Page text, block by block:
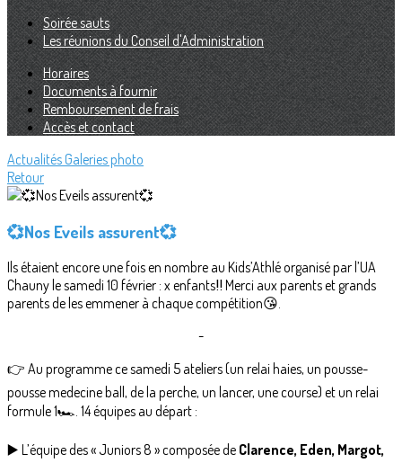
Soirée sauts
Les réunions du Conseil d'Administration
Horaires
Documents à fournir
Remboursement de frais
Accès et contact
Actualités Galeries photo
Retour
💞Nos Eveils assurent💞
Ils étaient encore une fois en nombre au Kids’Athlé organisé par l’UA
Chauny le samedi 10 février : x enfants‼️ Merci aux parents et grands
parents de les emmener à chaque compétition😘.
-
👉 Au programme ce samedi 5 ateliers (un relai haies, un pousse-
pousse medecine ball, de la perche, un lancer, une course) et un relai
formule 1🏎️. 14 équipes au départ :
▶️ L’équipe des « Juniors 8 » composée de Clarence, Eden, Margot,